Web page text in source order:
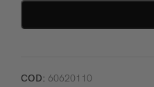
COD: 60620110